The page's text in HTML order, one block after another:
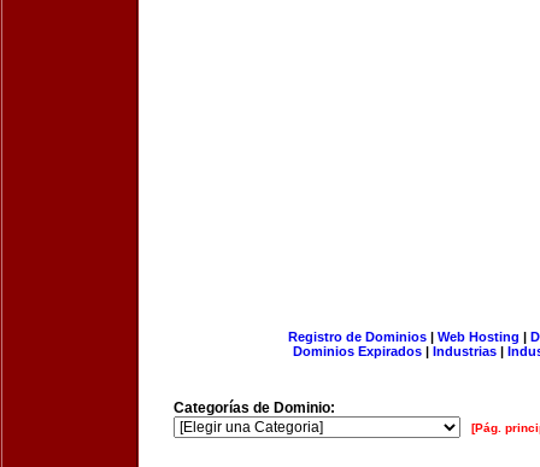
Registro de Dominios| Web Hosting |
Dominios Expirados | Industrias |
Categorías de Dominio:
[Pág.